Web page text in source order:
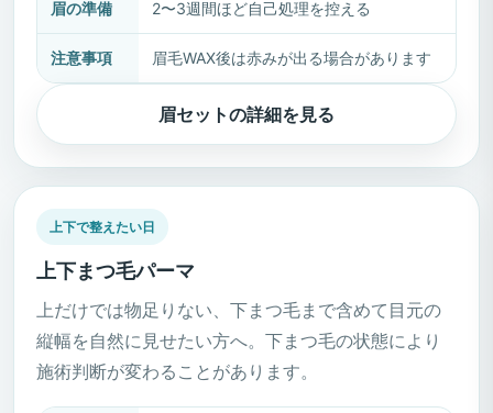
眉の準備 2〜3週間ほど自己処理を控える
注意事項 眉毛WAX後は赤みが出る場合があります
眉セットの詳細を見る
上下で整えたい日
上下まつ毛パーマ
上だけでは物足りない、下まつ毛まで含めて目元の
縦幅を自然に見せたい方へ。下まつ毛の状態により
施術判断が変わることがあります。